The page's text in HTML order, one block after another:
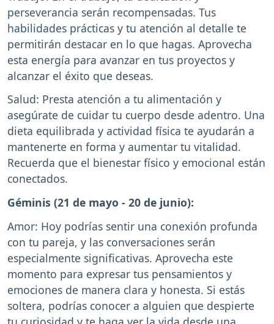
perseverancia serán recompensadas. Tus
habilidades prácticas y tu atención al detalle te
permitirán destacar en lo que hagas. Aprovecha
esta energía para avanzar en tus proyectos y
alcanzar el éxito que deseas.
Salud: Presta atención a tu alimentación y
asegúrate de cuidar tu cuerpo desde adentro. Una
dieta equilibrada y actividad física te ayudarán a
mantenerte en forma y aumentar tu vitalidad.
Recuerda que el bienestar físico y emocional están
conectados.
Géminis (21 de mayo - 20 de junio):
Amor: Hoy podrías sentir una conexión profunda
con tu pareja, y las conversaciones serán
especialmente significativas. Aprovecha este
momento para expresar tus pensamientos y
emociones de manera clara y honesta. Si estás
soltera, podrías conocer a alguien que despierte